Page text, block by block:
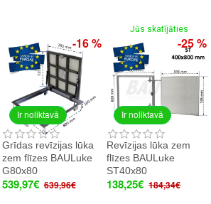
Jūs skatījāties
Ir noliktavā
-16 %
Grīdas revīzijas lūka
zem flīzes BAULuke
G80x80
539,97€ 639,96€
Ir noliktavā
-25 %
Revīzijas lūka zem
flīzes BAULuke
ST40x80
138,25€ 184,34€